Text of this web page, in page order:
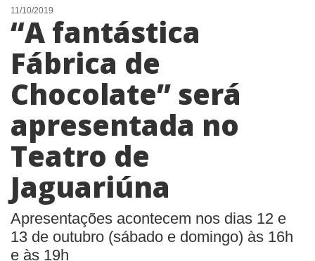
NOTÍCIAS
LISTA DIGITAL
CONTATO
ANUNCIE
11/10/2019
“A fantástica
Fábrica de
Chocolate” será
apresentada no
Teatro de
Jaguariúna
Apresentações acontecem nos dias 12 e
13 de outubro (sábado e domingo) às 16h
e às 19h